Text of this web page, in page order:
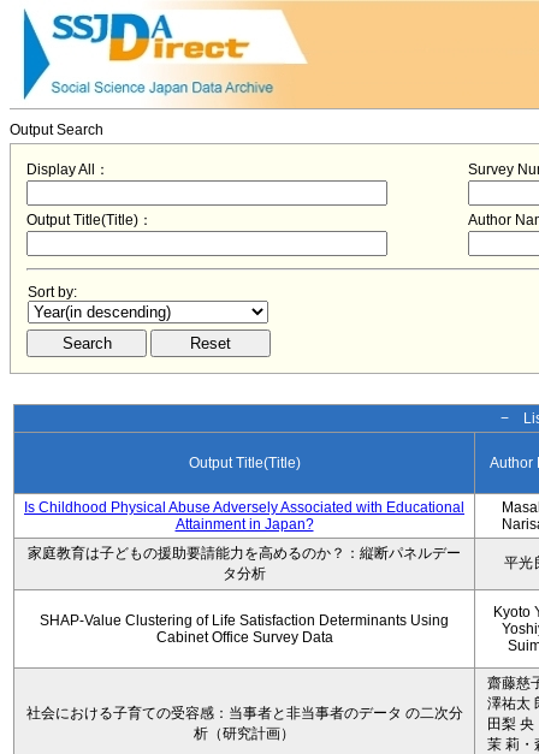
Output Search
Display All： Survey
Output Title(Title)： Author
Sort by:
−
Output Title(Title) Author
Is Childhood Physical Abuse Adversely Associated with Educational
Attainment in Japan?
家庭教育は子どもの援助要請能力を高めるのか？：縦断パネルデー
タ分析
平光
SHAP-Value Clustering of Life Satisfaction Determinants Using
Cabinet Office Survey Data
Kyoto
社会における子育ての受容感：当事者と非当事者のデータ の二次分
析（研究計画）
齋藤慈
澤祐太
田梨 央
茉 莉・